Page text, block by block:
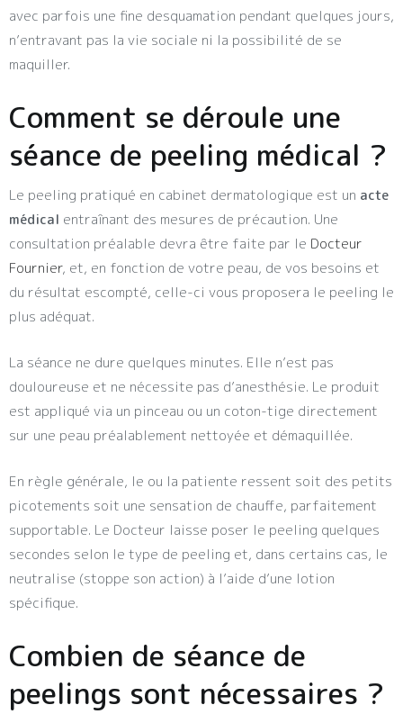
avec parfois une fine desquamation pendant quelques jours,
n’entravant pas la vie sociale ni la possibilité de se
maquiller.
Comment se déroule une
séance de peeling médical ?
Le peeling pratiqué en cabinet dermatologique est un acte
médical entraînant des mesures de précaution. Une
consultation préalable devra être faite par le Docteur
Fournier, et, en fonction de votre peau, de vos besoins et
du résultat escompté, celle-ci vous proposera le peeling le
plus adéquat.
La séance ne dure quelques minutes. Elle n’est pas
douloureuse et ne nécessite pas d’anesthésie. Le produit
est appliqué via un pinceau ou un coton-tige directement
sur une peau préalablement nettoyée et démaquillée.
En règle générale, le ou la patiente ressent soit des petits
picotements soit une sensation de chauffe, parfaitement
supportable. Le Docteur laisse poser le peeling quelques
secondes selon le type de peeling et, dans certains cas, le
neutralise (stoppe son action) à l’aide d’une lotion
spécifique.
Combien de séance de
peelings sont nécessaires ?